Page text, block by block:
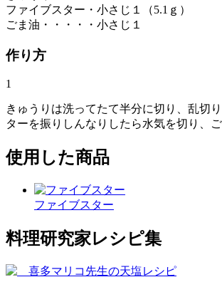
ファイブスター・小さじ１（5.1ｇ）
ごま油・・・・・小さじ１
作り方
1
きゅうりは洗ってたて半分に切り、乱切
ターを振りしんなりしたら水気を切り、ご
使用した商品
ファイブスター
料理研究家レシピ集